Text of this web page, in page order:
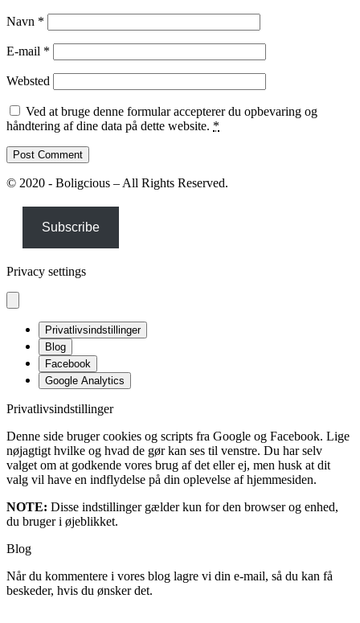
Navn *
E-mail *
Websted
Ved at bruge denne formular accepterer du opbevaring og
håndtering af dine data på dette website. *
© 2020 - Boligcious – All Rights Reserved.
Subscribe
Privacy settings
Privatlivsindstillinger
Blog
Facebook
Google Analytics
Privatlivsindstillinger
Denne side bruger cookies og scripts fra Google og Facebook. Lige
nøjagtigt hvilke og hvad de gør kan ses til venstre. Du har selv
valget om at godkende vores brug af det eller ej, men husk at dit
valg vil have en indflydelse på din oplevelse af hjemmesiden.
NOTE: Disse indstillinger gælder kun for den browser og enhed,
du bruger i øjeblikket.
Blog
Når du kommentere i vores blog lagre vi din e-mail, så du kan få
beskeder, hvis du ønsker det.